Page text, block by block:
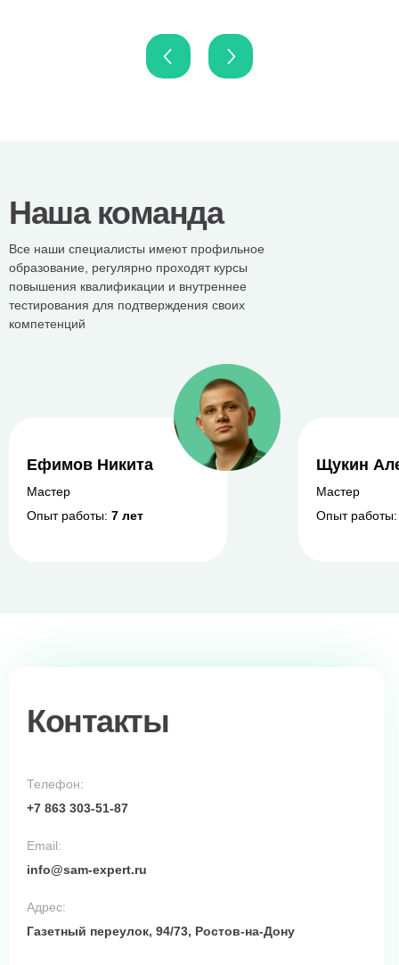
Наша команда
Все наши специалисты имеют профильное
образование, регулярно проходят курсы
повышения квалификации и внутреннее
тестирования для подтверждения своих
компетенций
Ефимов Никита
Мастер
Опыт работы: 7 лет
Щукин
Мастер
Опыт
Контакты
Телефон:
+7 863 303-51-87
Email:
info@sam-expert.ru
Адрес:
Газетный переулок, 94/73, Ростов-на-Дону